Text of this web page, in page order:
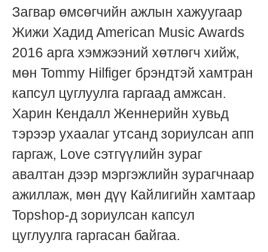
Загвар өмсөгчийн ажлын хажуугаар
Жижи Хадид American Music Awards
2016 арга хэмжээний хөтлөгч хийж,
мөн Tommy Hilfiger брэндтэй хамтран
капсул цуглуулга гаргаад амжсан.
Харин Кендалл Женнерийн хувьд
тэрээр ухаалаг утсанд зориулсан апп
гаргаж, Love сэтгүүлийн зураг
авалтан дээр мэргэжлийн зурагчнаар
ажиллаж, мөн дүү Кайлигийн хамтаар
Topshop-д зориулсан капсул
цуглуулга гаргасан байгаа.